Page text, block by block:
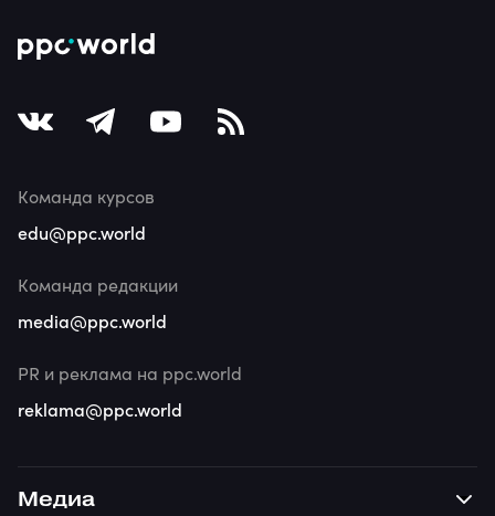
Медиа
Команда курсов
edu@ppc.world
Команда редакции
media@ppc.world
PR и реклама на ppc.world
reklama@ppc.world